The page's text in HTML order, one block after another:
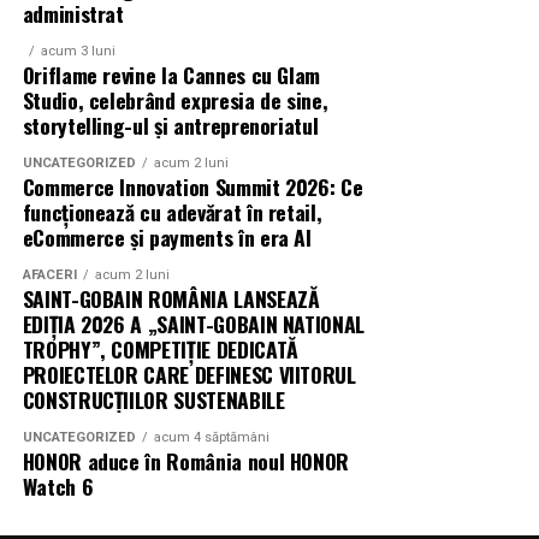
ingredientele premium, creativitatea și accesibilitatea
pot exista în aceeași sticlă.
(Advertorial)
administrat
acum 3 luni
Oriflame revine la Cannes cu Glam
Studio, celebrând expresia de sine,
storytelling-ul și antreprenoriatul
UNCATEGORIZED acum 2 luni
Commerce Innovation Summit 2026: Ce
funcționează cu adevărat în retail,
eCommerce și payments în era AI
AFACERI acum 2 luni
SAINT-GOBAIN ROMÂNIA LANSEAZĂ
EDIȚIA 2026 A „SAINT-GOBAIN NATIONAL
TROPHY”, COMPETIȚIE DEDICATĂ
PROIECTELOR CARE DEFINESC VIITORUL
CONSTRUCȚIILOR SUSTENABILE
UNCATEGORIZED acum 4 săptămâni
HONOR aduce în România noul HONOR
Watch 6